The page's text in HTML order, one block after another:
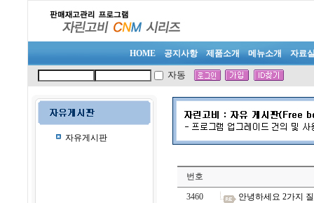
HOME 공지사항 제품소개 메뉴소개 자료
자동
자유게시판
번호
3460 안녕하세요 2가지